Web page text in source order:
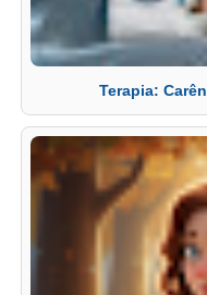
Terapia: